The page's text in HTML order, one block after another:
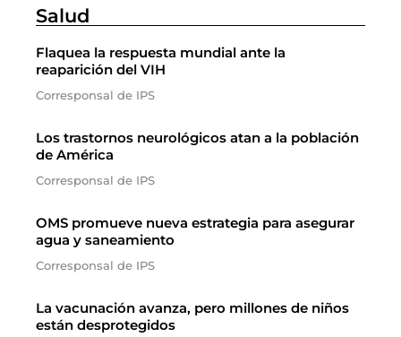
Salud
Flaquea la respuesta mundial ante la
reaparición del VIH
Corresponsal de IPS
Los trastornos neurológicos atan a la población
de América
Corresponsal de IPS
OMS promueve nueva estrategia para asegurar
agua y saneamiento
Corresponsal de IPS
La vacunación avanza, pero millones de niños
están desprotegidos